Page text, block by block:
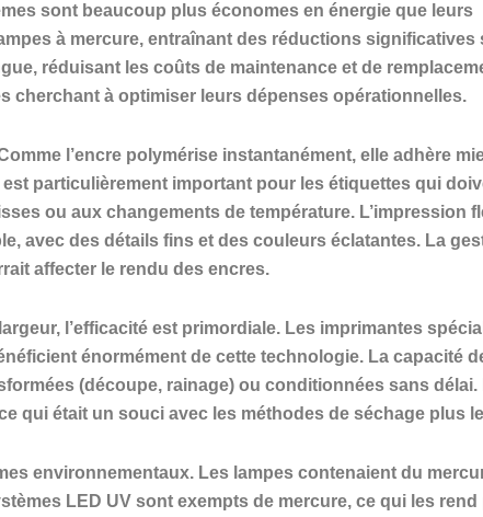
sont beaucoup plus économes en énergie que leurs
à mercure, entraînant des réductions significatives
réduisant les coûts de maintenance et de
cherchant à optimiser leurs dépenses opérationnelles.
l’encre polymérise instantanément, elle adhère
particulièrement important pour les étiquettes qui
ou aux changements de température. L’impression
avec des détails fins et des couleurs éclatantes. La
affecter le rendu des encres.
l’efficacité est primordiale. Les imprimantes
énormément de cette technologie. La capacité
(découpe, rainage) ou conditionnées sans délai.
qui était un souci avec les méthodes de séchage plus
environnementaux. Les lampes contenaient du
LED UV sont exempts de mercure, ce qui les rend